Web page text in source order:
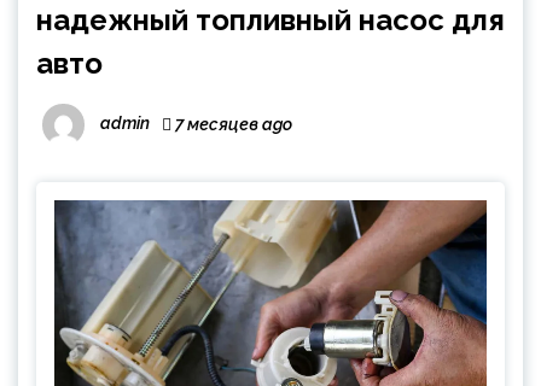
надежный топливный насос для
авто
admin 7 месяцев ago